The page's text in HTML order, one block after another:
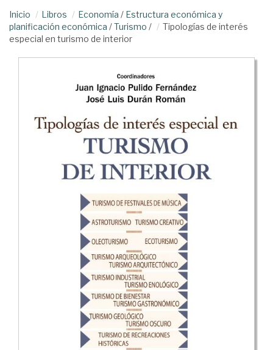
Inicio Libros Economía / Estructura económica y
planificación económica /Turismo /
Tipologías de interés
especial en turismo de interior